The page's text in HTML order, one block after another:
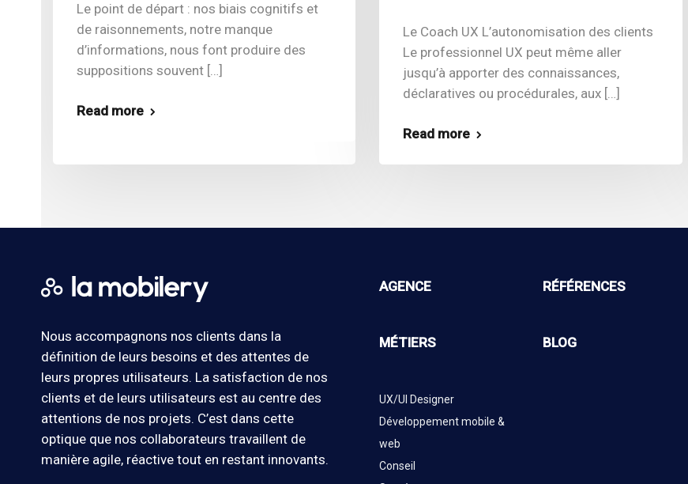
Le point de départ : nos biais cognitifs et
de raisonnements, notre manque
d’informations, nous font produire des
suppositions souvent […]
Read more
Le Coach UX L’autonomisation des clients
Le professionnel UX peut même aller
jusqu’à apporter des connaissances,
déclaratives ou procédurales, aux […]
Read more
Nous accompagnons nos clients dans la
définition de leurs besoins et des attentes de
leurs propres utilisateurs. La satisfaction de nos
clients et de leurs utilisateurs est au centre des
attentions de nos projets. C’est dans cette
optique que nos collaborateurs travaillent de
manière agile, réactive tout en restant innovants.
AGENCE
MÉTIERS
UX/UI Designer
Développement mobile &
web
Conseil
RÉFÉRENCES
BLOG